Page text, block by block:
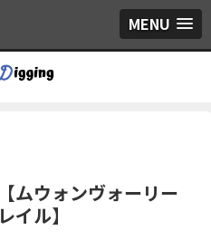
MENU
ムウォンヴォーリー
イル】